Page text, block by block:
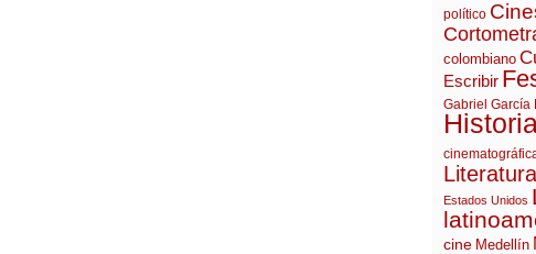
político
colombiano
Escribir
Gabriel García
Estados Unidos
cine Medellín